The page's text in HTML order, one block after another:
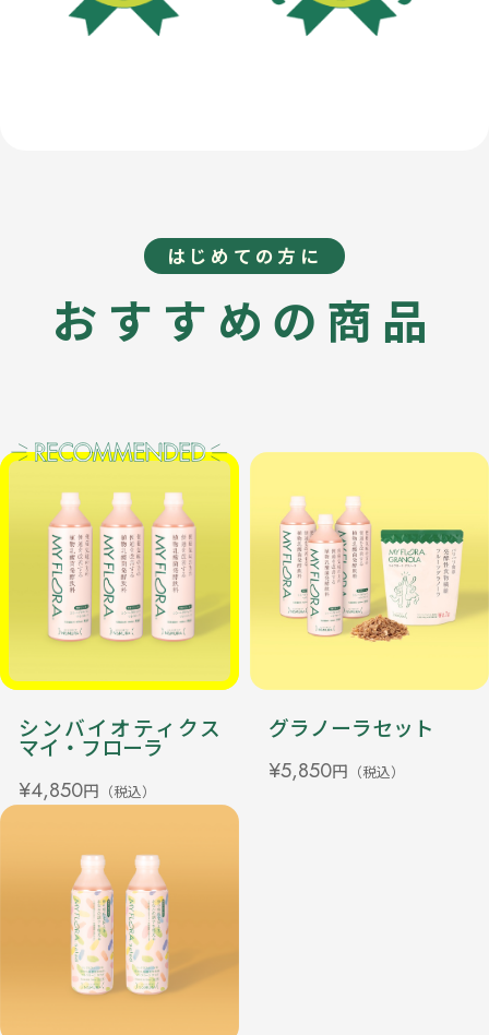
はじめての方に
おすすめの商品
シンバイオティクス
マイ・フローラ
¥4,850円 （税込）
グラノーラセット
¥5,850円 （税込）